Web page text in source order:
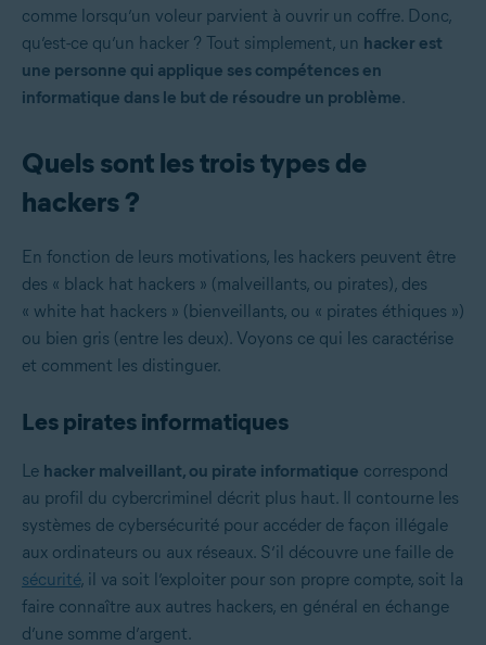
comme lorsqu’un voleur parvient à ouvrir un coffre. Donc,
qu’est-ce qu’un hacker ? Tout simplement, un hacker est
une personne qui applique ses compétences en
informatique dans le but de résoudre un problème.
Quels sont les trois types de
hackers ?
En fonction de leurs motivations, les hackers peuvent être
des « black hat hackers » (malveillants, ou pirates), des
« white hat hackers » (bienveillants, ou « pirates éthiques »)
ou bien gris (entre les deux). Voyons ce qui les caractérise
et comment les distinguer.
Les pirates informatiques
Le hacker malveillant, ou pirate informatique correspond
au profil du cybercriminel décrit plus haut. Il contourne les
systèmes de cybersécurité pour accéder de façon illégale
aux ordinateurs ou aux réseaux. S’il découvre une faille de
sécurité, il va soit l’exploiter pour son propre compte, soit la
faire connaître aux autres hackers, en général en échange
d’une somme d’argent.